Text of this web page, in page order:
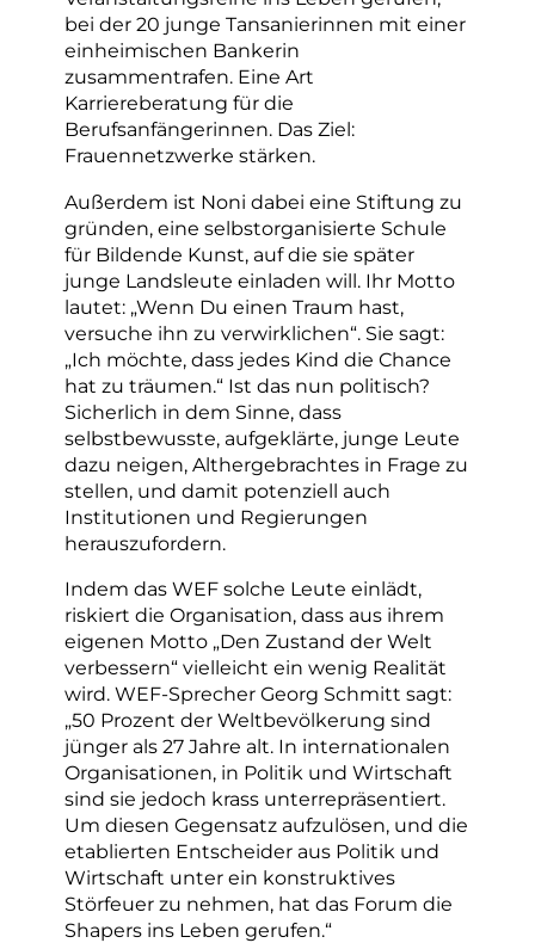
bei der 20 junge Tansanierinnen mit einer
einheimischen Bankerin
zusammentrafen. Eine Art
Karriereberatung für die
Berufsanfängerinnen. Das Ziel:
Frauennetzwerke stärken.
Außerdem ist Noni dabei eine Stiftung zu
gründen, eine selbstorganisierte Schule
für Bildende Kunst, auf die sie später
junge Landsleute einladen will. Ihr Motto
lautet: „Wenn Du einen Traum hast,
versuche ihn zu verwirklichen“. Sie sagt:
„Ich möchte, dass jedes Kind die Chance
hat zu träumen.“ Ist das nun politisch?
Sicherlich in dem Sinne, dass
selbstbewusste, aufgeklärte, junge Leute
dazu neigen, Althergebrachtes in Frage zu
stellen, und damit potenziell auch
Institutionen und Regierungen
herauszufordern.
Indem das WEF solche Leute einlädt,
riskiert die Organisation, dass aus ihrem
eigenen Motto „Den Zustand der Welt
verbessern“ vielleicht ein wenig Realität
wird. WEF-Sprecher Georg Schmitt sagt:
„50 Prozent der Weltbevölkerung sind
jünger als 27 Jahre alt. In internationalen
Organisationen, in Politik und Wirtschaft
sind sie jedoch krass unterrepräsentiert.
Um diesen Gegensatz aufzulösen, und die
etablierten Entscheider aus Politik und
Wirtschaft unter ein konstruktives
Störfeuer zu nehmen, hat das Forum die
Shapers ins Leben gerufen.“